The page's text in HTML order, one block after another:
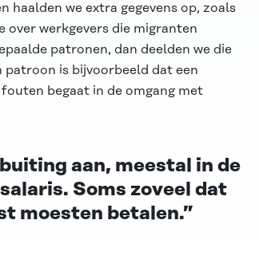
haalden we extra gegevens op, zoals
werkgevers die migranten
patronen, dan deelden we die
is bijvoorbeeld dat een
begaat in de omgang met
aan, meestal in de
Soms zoveel dat
moesten betalen.”